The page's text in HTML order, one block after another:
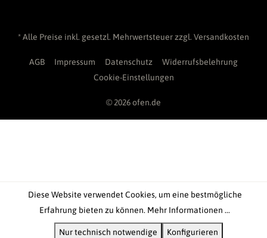
* Alle Preise inkl. gesetzl. Mehrwertsteuer zzgl. Versandkosten
AGB Impressum Datenschutz
Widerrufsbelehrung
Cookie-Einstellungen
© 2026 ofen.de
Diese Website verwendet Cookies, um eine bestmögliche
Erfahrung bieten zu können. Mehr Informationen ...
Nur technisch notwendige Konfigurieren